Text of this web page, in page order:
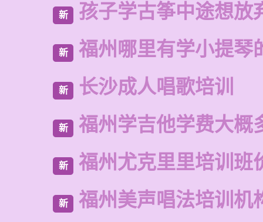
新 孩子学古筝中途想放
新 福州哪里有学小提琴
新 长沙成人唱歌培训
新 福州学吉他学费大概
新 福州尤克里里培训班
新 福州美声唱法培训机